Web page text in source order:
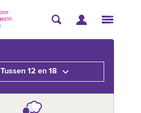
Tussen 12 en 18